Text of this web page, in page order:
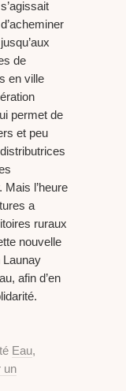
s’agissait
d’acheminer
jusqu’aux
de
en ville
permet de
et peu
l’heure
a
ruraux
nouvelle
Launay
afin d’en
Eau,
un